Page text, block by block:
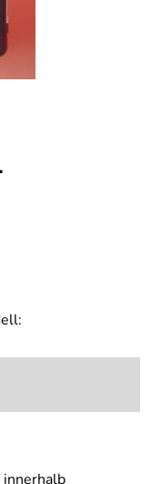
innerhalb